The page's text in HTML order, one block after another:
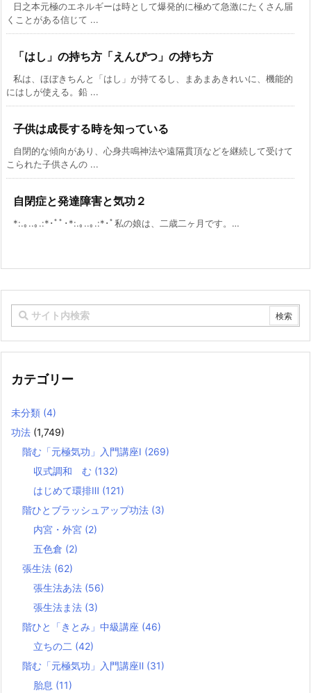
日之本元極のエネルギーは時として爆発的に極めて急激にたくさん届
くことがある信じて ...
「はし」の持ち方「えんぴつ」の持ち方
私は、ほぼきちんと「はし」が持てるし、まあまあきれいに、機能的
にはしが使える。鉛 ...
子供は成長する時を知っている
自閉的な傾向があり、心身共鳴神法や遠隔貫頂などを継続して受けて
こられた子供さんの ...
自閉症と発達障害と気功２
*:.｡..｡.:*･ﾟﾟ･*:.｡..｡.:*･ﾟ私の娘は、二歳二ヶ月です。…
カテゴリー
未分類 (4)
功法 (1,749)
階む「元極気功」入門講座Ⅰ (269)
収式調和 む (132)
はじめて環排Ⅲ (121)
階ひとブラッシュアップ功法 (3)
内宮・外宮 (2)
五色倉 (2)
張生法 (62)
張生法あ法 (56)
張生法ま法 (3)
階ひと「きとみ」中級講座 (46)
立ちの二 (42)
階む「元極気功」入門講座Ⅱ (31)
胎息 (11)